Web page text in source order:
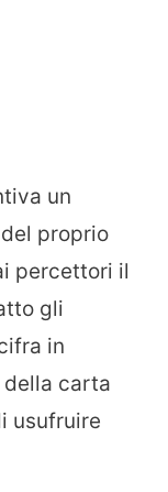
un
proprio
percettori il
gli
in
carta
usufruire